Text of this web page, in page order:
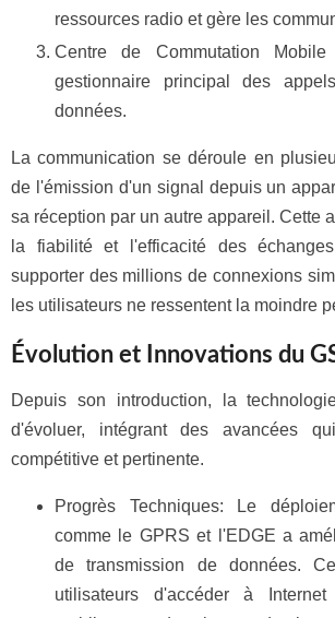
ressources radio et gère les
Centre de Commutation
gestionnaire principal des
données.
La communication se déroule en
de l'émission d'un signal depuis un
sa réception par un autre appareil. Cette
la fiabilité et l'efficacité des
supporter des millions de connexions
les utilisateurs ne ressentent la moindre
Évolution et Innovations du
Depuis son introduction, la
d'évoluer, intégrant des avancées
compétitive et pertinente.
Progrès Techniques: Le
comme le GPRS et l'EDGE a
de transmission de données.
utilisateurs d'accéder à